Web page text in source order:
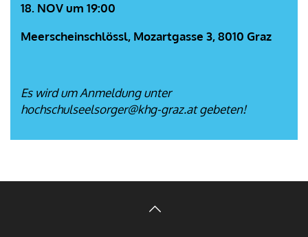
18. NOV um 19:00
Meerscheinschlössl, Mozartgasse 3, 8010 Graz
Es wird um Anmeldung unter
hochschulseelsorger@khg-graz.at gebeten!